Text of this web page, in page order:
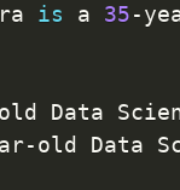
is a 35-
old Data
-old Data